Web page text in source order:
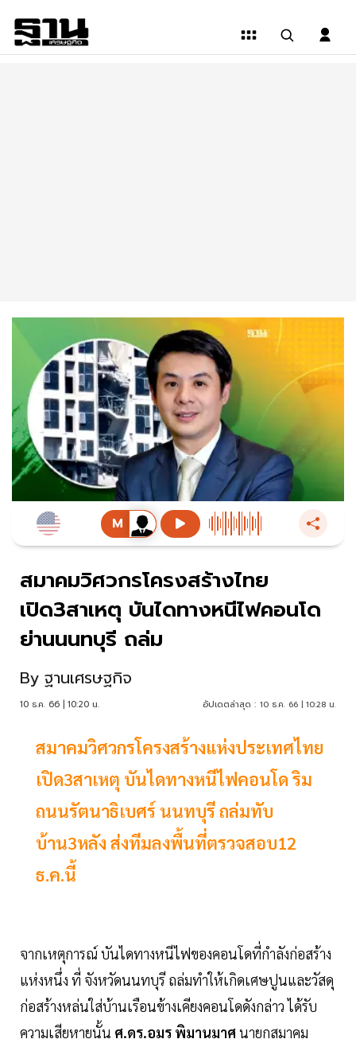
สมาคมวิศวกรโครงสร้างไทย
เปิด3สาเหตุ บันไดทางหนีไฟคอนโด
ย่านนนทบุรี ถล่ม
By ฐานเศรษฐกิจ
10 ธ.ค. 66 | 10:20 น. อัปเดตล่าสุด : 10 ธ.ค. 66 | 10:28 น.
สมาคมวิศวกรโครงสร้างแห่งประเทศไทย
เปิด3สาเหตุ บันไดทางหนีไฟคอนโด ริม
ถนนรัตนาธิเบศร์ นนทบุรี ถล่มทับ
บ้าน3หลัง ส่งทีมลงพื้นที่ตรวจสอบ12
ธ.ค.นี้
จากเหตุการณ์ บันไดทางหนีไฟของคอนโดที่กำลังก่อสร้าง
แห่งหนึ่ง ที่ จังหวัดนนทบุรี ถล่มทำให้เกิดเศษปูนและวัสดุ
ก่อสร้างหล่นใส่บ้านเรือนข้างเคียงคอนโดดังกล่าว ได้รับ
ความเสียหายนั้น ศ.ดร.อมร พิมานมาศนายกสมาคม